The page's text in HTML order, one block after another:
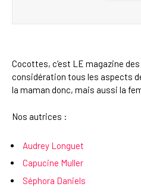
Cocottes, c’est LE magazine
considération tous les aspects
la maman donc, mais aussi la
Nos autrices :
Audrey Longuet
Capucine Muller
Séphora Daniels